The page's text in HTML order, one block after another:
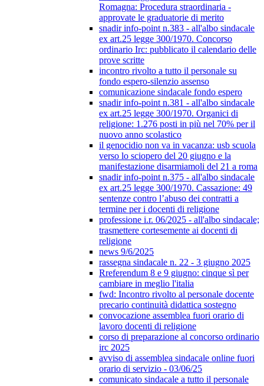
Romagna: Procedura straordinaria -
approvate le graduatorie di merito
snadir info-point n.383 - all'albo sindacale
ex art.25 legge 300/1970. Concorso
ordinario Irc: pubblicato il calendario delle
prove scritte
incontro rivolto a tutto il personale su
fondo espero-silenzio assenso
comunicazione sindacale fondo espero
snadir info-point n.381 - all'albo sindacale
ex art.25 legge 300/1970. Organici di
religione: 1.276 posti in più nel 70% per il
nuovo anno scolastico
il genocidio non va in vacanza: usb scuola
verso lo sciopero del 20 giugno e la
manifestazione disarmiamoli del 21 a roma
snadir info-point n.375 - all'albo sindacale
ex art.25 legge 300/1970. Cassazione: 49
sentenze contro l’abuso dei contratti a
termine per i docenti di religione
professione i.r. 06/2025 - all'albo sindacale;
trasmettere cortesemente ai docenti di
religione
news 9/6/2025
rassegna sindacale n. 22 - 3 giugno 2025
Rreferendum 8 e 9 giugno: cinque sì per
cambiare in meglio l'italia
fwd: Incontro rivolto al personale docente
precario continuità didattica sostegno
convocazione assemblea fuori orario di
lavoro docenti di religione
corso di preparazione al concorso ordinario
irc 2025
avviso di assemblea sindacale online fuori
orario di servizio - 03/06/25
comunicato sindacale a tutto il personale